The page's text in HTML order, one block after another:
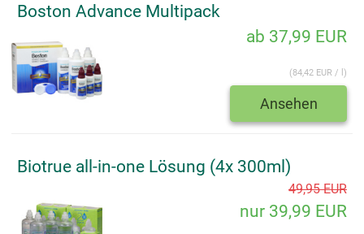
Boston Advance Multipack
ab 37,99 EUR
(84,42 EUR / l)
Ansehen
Biotrue all-in-one Lösung (4x 300ml)
49,95 EUR
nur 39,99 EUR